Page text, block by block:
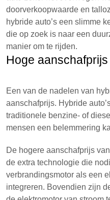
doorverkoopwaarde en
hybride auto’s een slimme
die op zoek is naar een
manier om te rijden.
Hoge aanschafprijs
Een van de nadelen van
aanschafprijs. Hybride
traditionele benzine- of
mensen een belemmering
De hogere aanschafprijs
de extra technologie die
verbrandingsmotor als een
integreren. Bovendien zijn